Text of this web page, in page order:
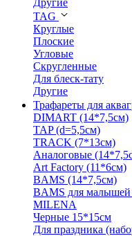
Другие
TAG
Круглые
Плоские
Угловые
Скругленные
Для блеск-тату
Другие
Трафареты для
DIMART (14*7,5см)
TAP (d=5,5см)
TRACK (7*13см)
Аналоговые
Art Factory (11*6см)
BAMS (14*7,5см)
BAMS для
MILENA
Черные 15*15см
Для праздника